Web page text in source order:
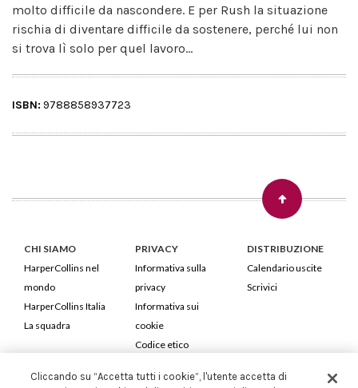
molto difficile da nascondere. E per Rush la situazione
rischia di diventare difficile da sostenere, perché lui non
si trova lì solo per quel lavoro…
ISBN: 9788858937723
CHI SIAMO
HarperCollins nel
mondo
HarperCollins Italia
La squadra
PRIVACY
Informativa sulla
privacy
Informativa sui
cookie
Codice etico
DISTRIBUZIONE
Calendario uscite
Scrivici
HarperCollins Italia S.p.A. Viale Monte Nero, 84 - 20135 Milano
Cliccando su “Accetta tutti i cookie”, l'utente accetta di